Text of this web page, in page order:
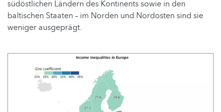
südöstlichen Ländern des Kontinents sowie in den
baltischen Staaten – im Norden und Nordosten sind sie
weniger ausgeprägt.